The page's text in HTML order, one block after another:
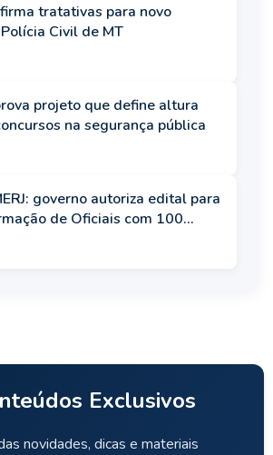
tratativas para novo
Civil de MT
projeto que define altura
na segurança pública
governo autoriza edital para
de Oficiais com 100
Exclusivos
novidades, dicas e materiais